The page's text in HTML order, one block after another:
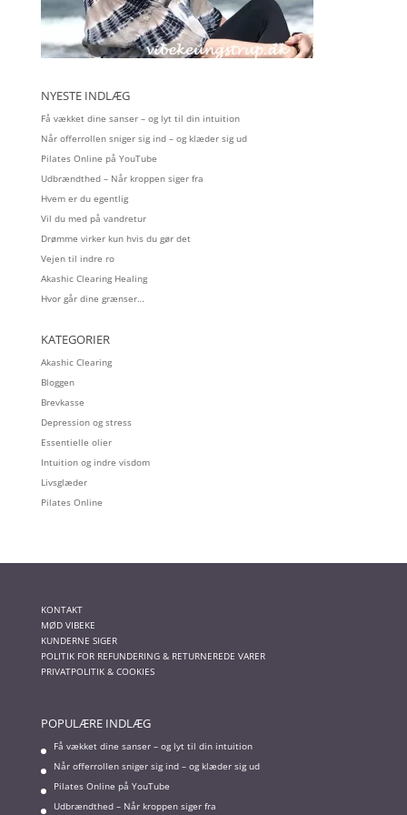
NYESTE INDLÆG
Få vækket dine sanser – og lyt til din intuition
Når offerrollen sniger sig ind – og klæder sig ud
Pilates Online på YouTube
Udbrændthed – Når kroppen siger fra
Hvem er du egentlig
Vil du med på vandretur
Drømme virker kun hvis du gør det
Vejen til indre ro
Akashic Clearing Healing
Hvor går dine grænser…
KATEGORIER
Akashic Clearing
Bloggen
Brevkasse
Depression og stress
Essentielle olier
Intuition og indre visdom
Livsglæder
Pilates Online
KONTAKT
MØD VIBEKE
KUNDERNE SIGER
POLITIK FOR REFUNDERING & RETURNEREDE VARER
PRIVATPOLITIK & COOKIES
POPULÆRE INDLÆG
Få vækket dine sanser – og lyt til din intuition
Når offerrollen sniger sig ind – og klæder sig ud
Pilates Online på YouTube
Udbrændthed – Når kroppen siger fra